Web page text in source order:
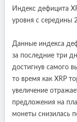
Индекс дефицита
уровня с середины
Данные индекса
за последние три
достигнув самого
то время как XRP
увеличение
предложения на
монеты снизилась